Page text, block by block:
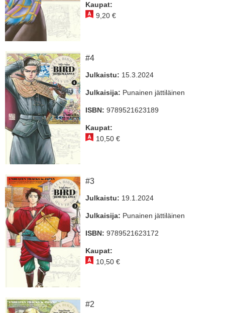
Kaupat:
9,20 €
#4
Julkaistu: 15.3.2024
Julkaisija: Punainen jättiläinen
ISBN: 9789521623189
Kaupat:
10,50 €
#3
Julkaistu: 19.1.2024
Julkaisija: Punainen jättiläinen
ISBN: 9789521623172
Kaupat:
10,50 €
#2